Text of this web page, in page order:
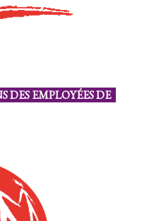
EMPLOYÉES DE